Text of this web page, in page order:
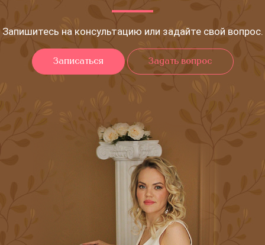
Запишитесь на консультацию или задайте свой вопрос.
Записаться Задать вопрос